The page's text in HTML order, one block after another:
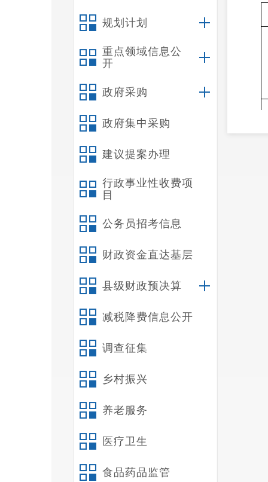
规划计划
重点领域信息公
开
政府采购
政府集中采购
建议提案办理
行政事业性收费项
目
公务员招考信息
财政资金直达基层
县级财政预决算
减税降费信息公开
调查征集
乡村振兴
养老服务
医疗卫生
食品药品监管